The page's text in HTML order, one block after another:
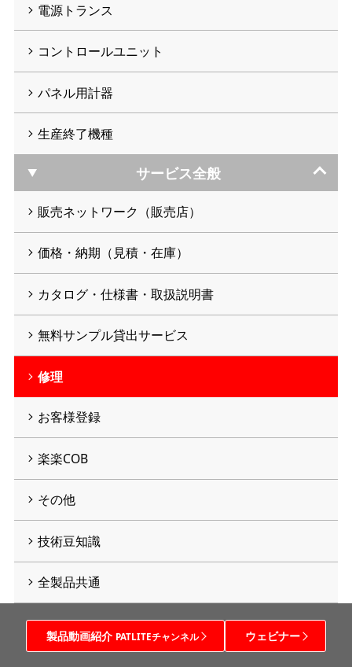
電源トランス
コントロールユニット
パネル用計器
生産終了機種
サービス全般
販売ネットワーク（販売店）
価格・納期（見積・在庫）
カタログ・仕様書・取扱説明書
無料サンプル貸出サービス
修理
お客様登録
楽楽COB
その他
技術豆知識
全製品共通
製品動画紹介 PATLITEチャンネル ウェビナー